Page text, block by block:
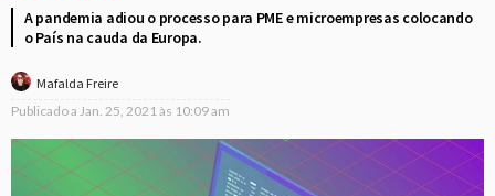
A pandemia adiou o processo para PME e microempresas colocando
o País na cauda da Europa.
Mafalda Freire
Publicado a Jan. 25, 2021 às 10:09 am